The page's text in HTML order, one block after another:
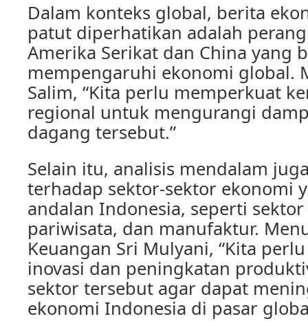
Dalam konteks global, berita
patut diperhatikan adalah
Amerika Serikat dan China yang
mempengaruhi ekonomi global.
Salim, “Kita perlu memperkuat
regional untuk mengurangi
dagang tersebut.”
Selain itu, analisis mendalam
terhadap sektor-sektor ekonomi
andalan Indonesia, seperti
pariwisata, dan manufaktur.
Keuangan Sri Mulyani, “Kita
inovasi dan peningkatan
sektor tersebut agar dapat
ekonomi Indonesia di pasar